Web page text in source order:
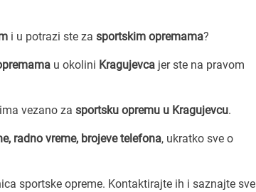
i u potrazi ste za sportskim opremama?
u okolini Kragujevca jer ste na pravom
vezano za sportsku opremu u Kragujevcu.
radno vreme, brojeve telefona, ukratko sve o
sportske opreme. Kontaktirajte ih i saznajte sve